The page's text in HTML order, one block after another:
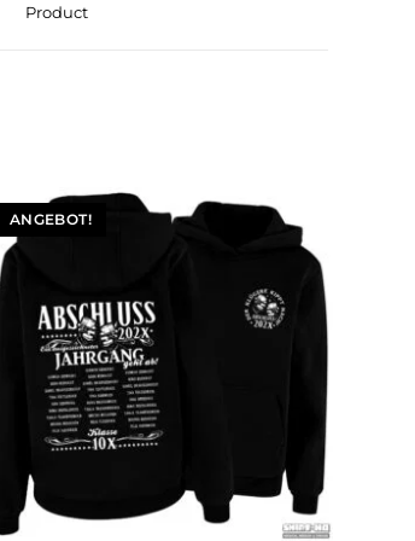
Product
ANGEBOT!